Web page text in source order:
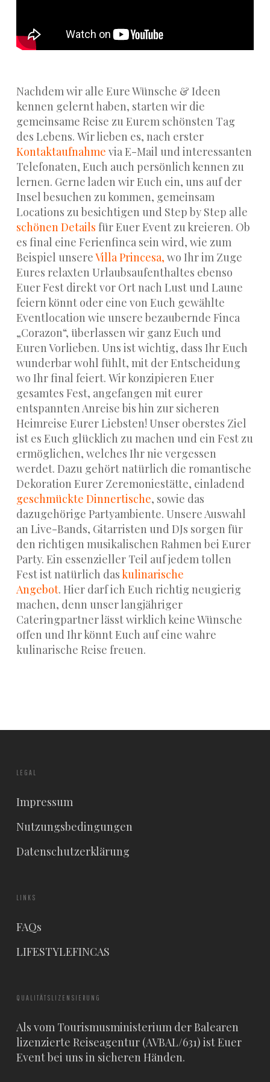
Nachdem wir alle Eure Wünsche & Ideen
kennen gelernt haben, starten wir die
gemeinsame Reise zu Eurem schönsten Tag
des Lebens. Wir lieben es, nach erster
Kontaktaufnahme via E-Mail und interessanten
Telefonaten, Euch auch persönlich kennen zu
lernen. Gerne laden wir Euch ein, uns auf der
Insel besuchen zu kommen, gemeinsam
Locations zu besichtigen und Step by Step alle
schönen Details für Euer Event zu kreieren. Ob
es final eine Ferienfinca sein wird, wie zum
Beispiel unsereVilla Princesa, wo Ihr im Zuge
Eures relaxten Urlaubsaufenthaltes ebenso
Euer Fest direkt vor Ort nach Lust und Laune
feiern könnt oder eine von Euch gewählte
Eventlocation wie unsere bezaubernde Finca
„Corazon“, überlassen wir ganz Euch und
Euren Vorlieben. Uns ist wichtig, dass Ihr Euch
wunderbar wohl fühlt, mit der Entscheidung
wo Ihr final feiert. Wir konzipieren Euer
gesamtes Fest, angefangen mit eurer
entspannten Anreise bis hin zur sicheren
Heimreise Eurer Liebsten! Unser oberstes Ziel
ist es Euch glücklich zu machen und ein Fest zu
ermöglichen, welches Ihr nie vergessen
werdet. Dazu gehört natürlich die romantische
Dekoration Eurer Zeremoniestätte, einladend
geschmückte Dinnertische, sowie das
dazugehörige Partyambiente. Unsere Auswahl
an Live-Bands, Gitarristen und DJs sorgen für
den richtigen musikalischen Rahmen bei Eurer
Party. Ein essenzieller Teil auf jedem tollen
Fest ist natürlich daskulinarische
Angebot. Hier darf ich Euch richtig neugierig
machen, denn unser langjähriger
Cateringpartner lässt wirklich keine Wünsche
offen und Ihr könnt Euch auf eine wahre
kulinarische Reise freuen.
LEGAL
Impressum
Nutzungsbedingungen
Datenschutzerklärung
LINKS
FAQs
LIFESTYLEFINCAS
QUALITÄTSLIZENSIERUNG
Als vom Tourismusministerium der Balearen
lizenzierte Reiseagentur (AVBAL/631) ist Euer
Event bei uns in sicheren Händen.